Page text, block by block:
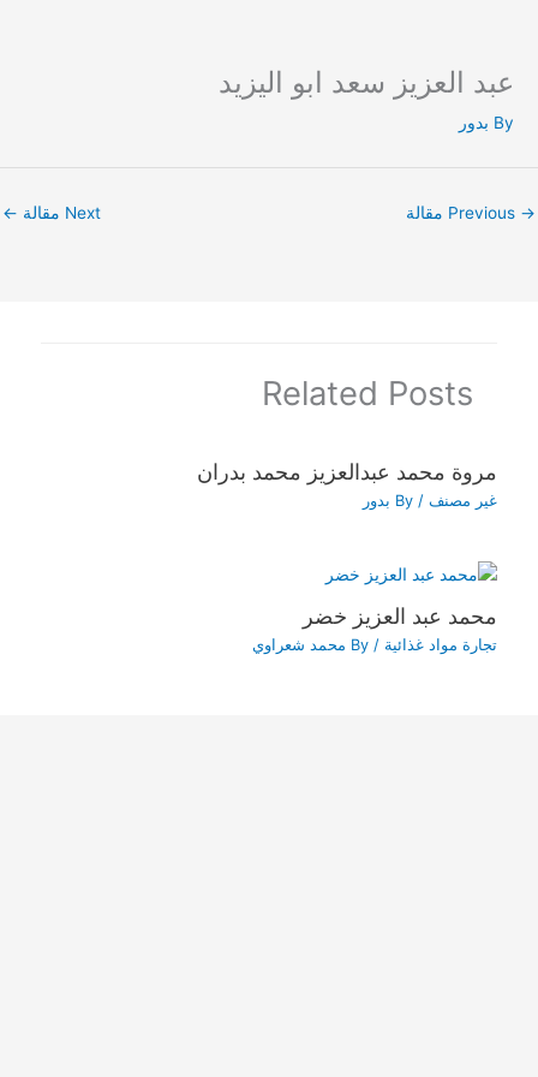
Skip
content
عبد العزيز سعد ابو اليزيد
By بدور
→ Next مقالة ←
Related Posts
مروة محمد عبدالعزيز محمد بدران
غير مصنف / By بدور
محمد عبد العزيز خضر
تجارة مواد غذائية / By محمد شعراوي